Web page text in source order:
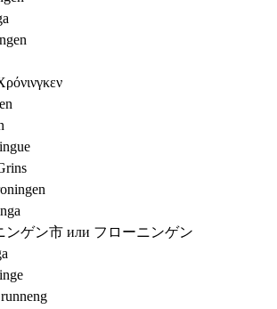
ンゲン市 или フローニンゲン